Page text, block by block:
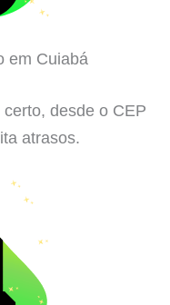
em Cuiabá
desde o CEP
atrasos.